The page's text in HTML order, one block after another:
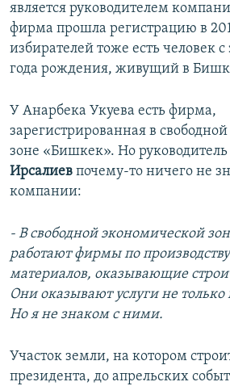
является руководителем
фирма прошла регистрацию в
избирателей тоже есть человек
года рождения, живущий в
У Анарбека Укуева есть фирма,
зарегистрированная в
зоне «Бишкек». Но
Ирсалиев почему-то ничего не
компании:
- В свободной экономической
работают фирмы по
материалов, оказывающие
Они оказывают услуги не
Но я не знаком с ними.
Участок земли, на котором
президента, до апрельских